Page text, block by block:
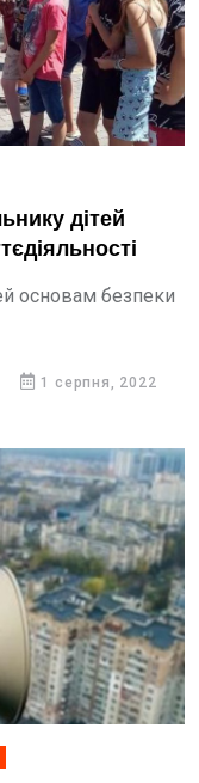
дітей
основам безпеки
1 серпня, 2022